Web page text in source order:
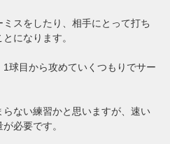
スをしたり、相手にとって打ち
になります。
球目から攻めていくつもりでサー
ない練習かと思いますが、速い
必要です。